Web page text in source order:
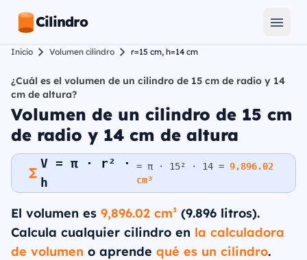
Cilindro
Inicio Volumen cilindro r=15 cm, h=14 cm
¿Cuál es el volumen de un cilindro de 15 cm de radio y 14
cm de altura?
Volumen de un cilindro de 15 cm
de radio y 14 cm de altura
V = π · r² ·
h
= π · 15² · 14 =9,896.02
cm³
El volumen es 9,896.02 cm³ (9.896 litros).
Calcula cualquier cilindro en la calculadora
de volumen o aprende qué es un cilindro.